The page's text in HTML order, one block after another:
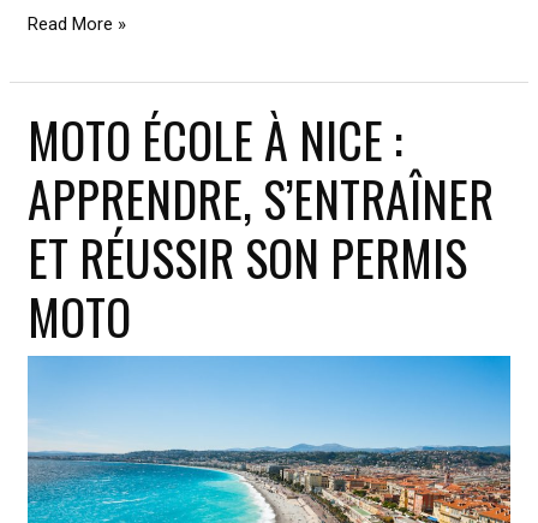
Moto-
à
Bordeaux
Découvrez
les
secrets
pour
réussir
Read More »
MOTO ÉCOLE À NICE :
APPRENDRE, S’ENTRAÎNER
ET RÉUSSIR SON PERMIS
MOTO